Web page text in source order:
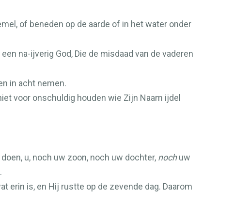
of beneden op de aarde of in het water onder
een na-ijverig God, Die de misdaad van de vaderen
in acht nemen.
voor onschuldig houden wie Zijn Naam ijdel
u, noch uw zoon, noch uw dochter, nochuw
erin is, en Hij rustte op de zevende dag. Daarom